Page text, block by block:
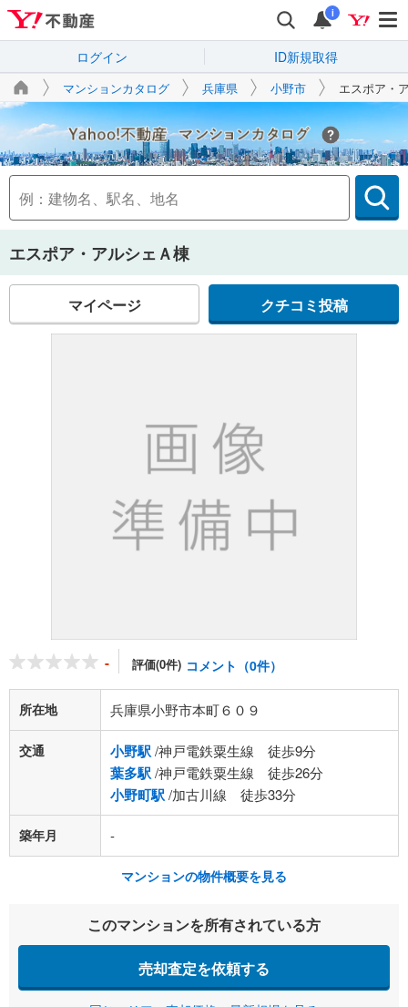
i
ログイン ID新規取得
マンションカタログ 兵庫県 小野市 エスポア・
Yahoo!不動産
エスポア・アルシェＡ棟
マイページ クチコミ投稿
- 評価(0件) コメント（0件）
所在地 兵庫県小野市本町６０９
交通 小野駅/神戸電鉄粟生線 徒歩9分
葉多駅/神戸電鉄粟生線 徒歩26分
小野町駅/加古川線 徒歩33分
築年月 -
マンションの物件概要を見る
このマンションを所有されている方
売却査定を依頼する